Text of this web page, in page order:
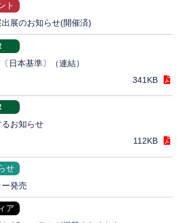
ト
展のお知らせ(開催済)
日本基準〕（連結）
341KB
お知らせ
112KB
せ
発売
ア